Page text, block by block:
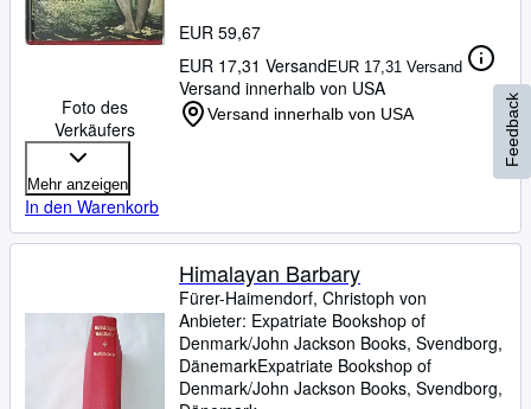
Foto des
Verkäufers
EUR 59,67
EUR 17,31 VersandEUR 17,31 Versand
Versand innerhalb von USA
Versand innerhalb von USA
Mehr anzeigen
In den Warenkorb
Himalayan Barbary
Fürer-Haimendorf, Christoph von
Anbieter: Expatriate Bookshop of
Denmark/John Jackson Books, Svendborg,
DänemarkExpatriate Bookshop of
Denmark/John Jackson Books, Svendborg,
Feedback